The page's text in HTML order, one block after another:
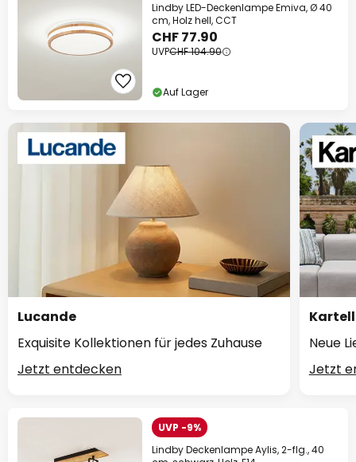
Lindby LED-Deckenlampe Emiva, Ø 40
cm, Holz hell, CCT
CHF 77.90
UVPCHF 104.90
Auf Lager
Lucande
Exquisite Kollektionen für jedes Zuhause
Jetzt entdecken
Kartell
Neue
Jetzt
UVP -9%
Lindby Deckenlampe Aylis, 2-flg., 40